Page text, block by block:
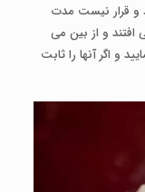
و قرار نیست مدت
افتند و از بین می
و اگر آنها را ثابت